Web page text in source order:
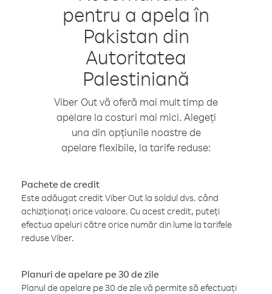
pentru a apela în
Pakistan din
Autoritatea
Palestiniană
Viber Out vă oferă mai mult timp de
apelare la costuri mai mici. Alegeți
una din opțiunile noastre de
apelare flexibile, la tarife reduse:
Pachete de credit
Este adăugat credit Viber Out la soldul dvs. când
achiziționați orice valoare. Cu acest credit, puteți
efectua apeluri către orice număr din lume la tarifele
reduse Viber.
Planuri de apelare pe 30 de zile
Planul de apelare pe 30 de zile vă permite să efectuați